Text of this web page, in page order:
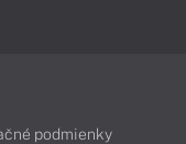
podmienky